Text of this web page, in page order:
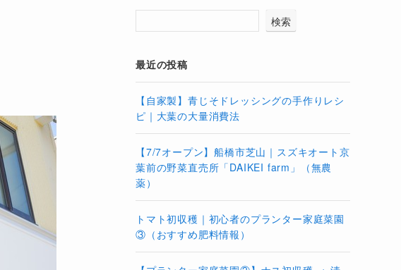
検索
最近の投稿
【自家製】青じそドレッシングの手作りレシ
ピ｜大葉の大量消費法
【7/7オープン】船橋市芝山｜スズキオート京
葉前の野菜直売所「DAIKEI farm」（無農
薬）
トマト初収穫｜初心者のプランター家庭菜園
③（おすすめ肥料情報）